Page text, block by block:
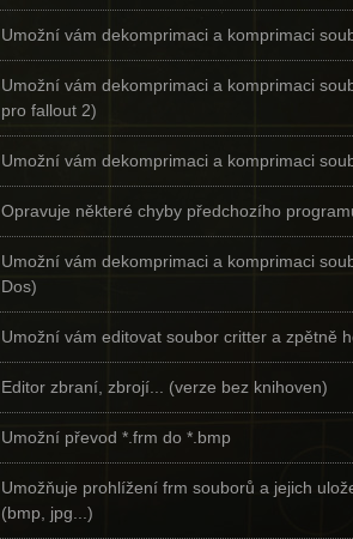
Umožní vám dekomprimaci a komprimaci
Umožní vám dekomprimaci a komprimaci
pro fallout 2)
Umožní vám dekomprimaci a komprimaci
Opravuje některé chyby předchozího
Umožní vám dekomprimaci a komprimaci
Dos)
Umožní vám editovat soubor critter a zpětně
Editor zbraní, zbrojí... (verze bez knihoven)
Umožní převod *.frm do *.bmp
Umožňuje prohlížení frm souborů a jejich
(bmp, jpg...)